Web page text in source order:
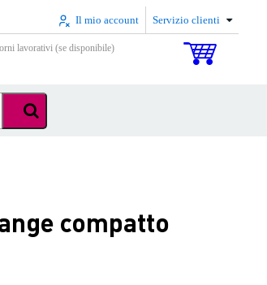
Il mio account Servizio clienti
lavorativi (se disponibile)
compatto